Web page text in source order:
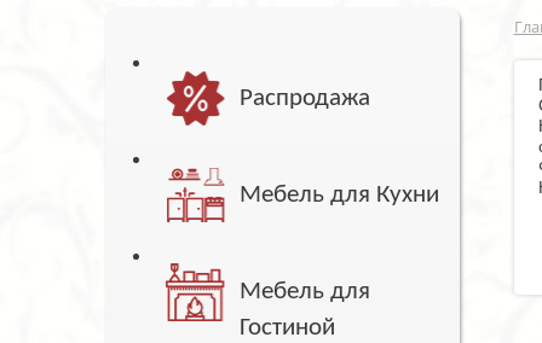
Распродажа
Мебель для Кухни
Мебель для
Гостиной